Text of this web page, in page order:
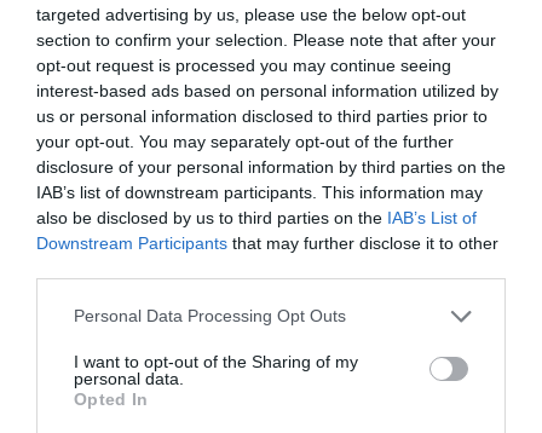
targeted advertising by us, please use the below opt-out
section to confirm your selection. Please note that after your
opt-out request is processed you may continue seeing
interest-based ads based on personal information utilized by
us or personal information disclosed to third parties prior to
your opt-out. You may separately opt-out of the further
disclosure of your personal information by third parties on the
IAB’s list of downstream participants. This information may
also be disclosed by us to third parties on the IAB’s List of
Downstream Participants that may further disclose it to other
Personal Data Processing Opt Outs
I want to opt-out of the Sharing of my
personal data.
Opted In
Di Petsa S24
Φλοράλ
Τα ρομαντικά φλοράλ μοτίβα είναι ιδανικά για
όσες προτιμούν πιο θηλυκά μαγιό. Και αν δεν
είστε φαν των girly μαγιό μπορείτε να τα
επιλέξετε σε μια σπορ ή μια πιο σέξι σιλουέτα.